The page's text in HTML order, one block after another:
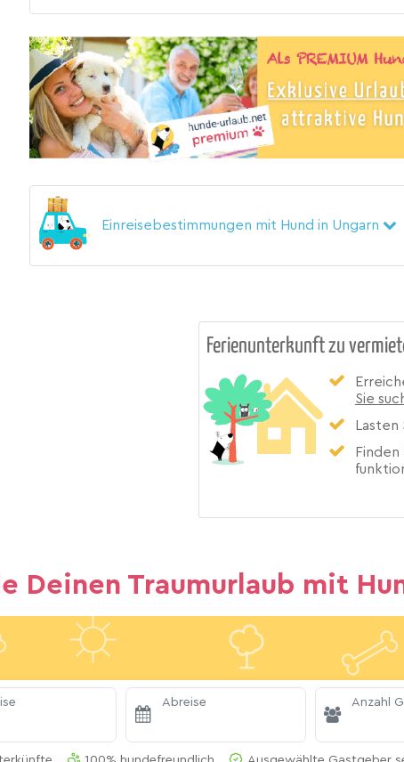
Einreisebestimmungen mit Hund in Ungarn
Ferienunterkunft zu
Sie
Deinen Traumurlaub mit
Abreise Anzahl